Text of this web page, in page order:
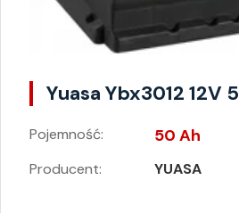
Yuasa Ybx3012 12V
Pojemność: 50 Ah
Producent: YUASA